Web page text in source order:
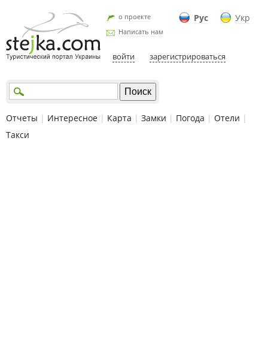
Рус Укр
о проекте
Написать нам
войти зарегистрироваться
Отчеты | Интересное | Карта | Замки | Погода | Отели |
Такси